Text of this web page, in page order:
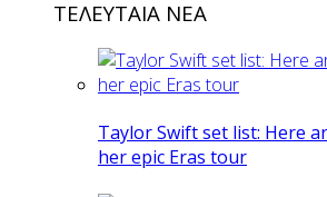
ΤΕΛΕΥΤΑΙΑ ΝΕΑ
Taylor Swift set list: Here
her epic Eras tour